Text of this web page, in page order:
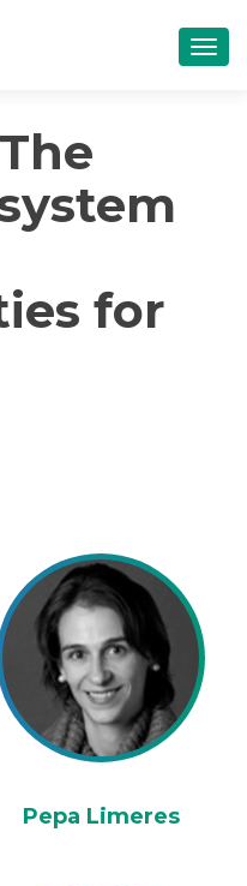
for
Pepa Limeres